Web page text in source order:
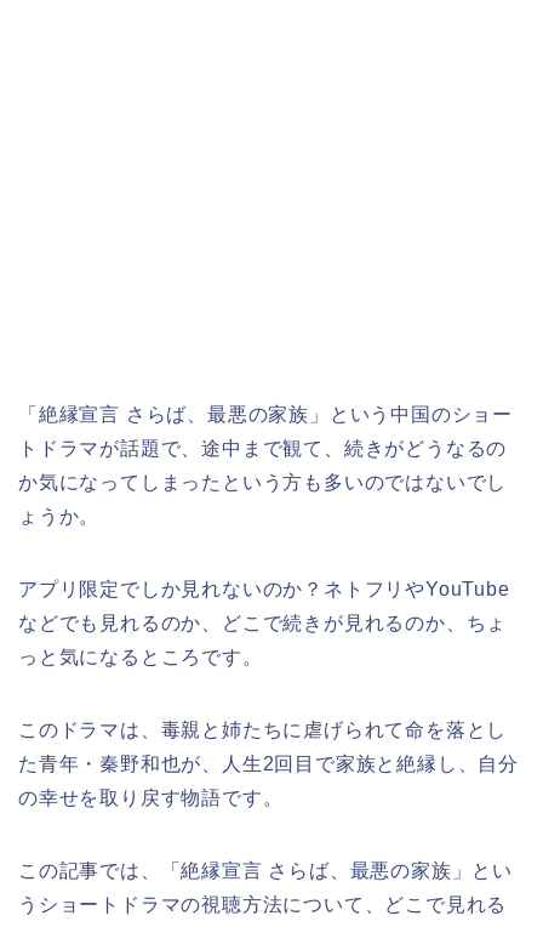
「絶縁宣言 さらば、最悪の家族」
という中国のショー
トドラマが話題で、途中まで観て、続きがどうなるの
か気になってしまったという方も多いのではないでし
ょうか。
アプリ限定でしか見れないのか？ネトフリやYouTube
などでも見れるのか、どこで続きが見れるのか、ちょ
っと気になるところです。
このドラマは、毒親と姉たちに虐げられて命を落とし
た青年・秦野和也が、人生2回目で家族と絶縁し、自分
の幸せを取り戻す物語です。
この記事では、 「絶縁宣言 さらば、最悪の家族」 とい
うショートドラマの視聴方法について、どこで見れる